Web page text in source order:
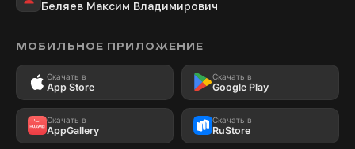
Беляев Максим Владимирович
МОБИЛЬНОЕ ПРИЛОЖЕНИЕ
Скачать в
App Store
Скачать в
Google Play
Скачать в
AppGallery
Скачать в
RuStore